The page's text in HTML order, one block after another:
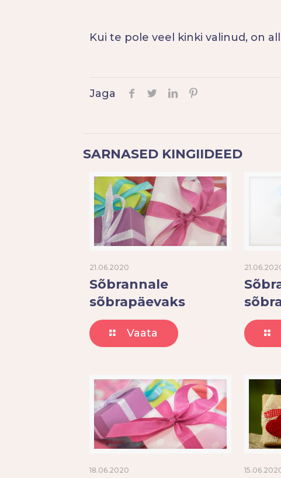
Kui te pole veel kinki valinud, on
Jaga
SARNASED KINGIIDEED
21.06.2020
Sõbrannale
sõbrapäevaks
Vaata
18.06.2020